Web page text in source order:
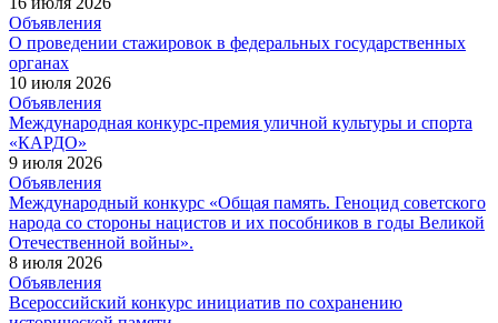
Объявления
О проведении стажировок в федеральных государственных
органах
10 июля 2026
Объявления
Международная конкурс-премия уличной культуры и спорта
«КАРДО»
9 июля 2026
Объявления
Международный конкурс «Общая память. Геноцид советского
народа со стороны нацистов и их пособников в годы Великой
Отечественной войны».
8 июля 2026
Объявления
Всероссийский конкурс инициатив по сохранению